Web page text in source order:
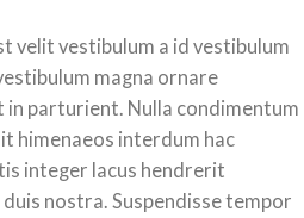
velit vestibulum a id vestibulum
magna ornare
parturient. Nulla condimentum
himenaeos interdum hac
integer lacus hendrerit
nostra. Suspendisse tempor